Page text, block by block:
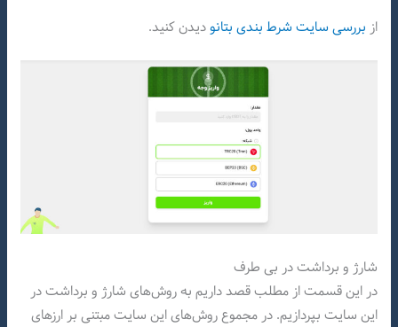
از بررسی سایت شرط بندی بتانودیدن کنید.
شارژ و برداشت در بی طرف
در این قسمت از مطلب قصد داریم به روش‌های شارژ و برداشت در
این سایت بپردازیم. در مجموع روش‌های این سایت مبتنی بر ارزهای